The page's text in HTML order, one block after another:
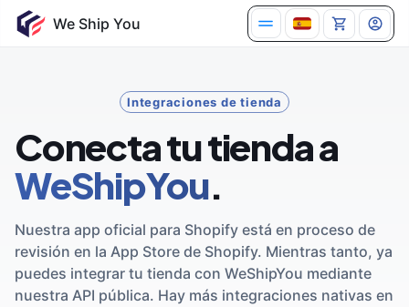
Integraciones de tienda
Conecta tu tienda a
WeShipYou.
Nuestra app oficial para Shopify está en proceso de
revisión en la App Store de Shopify. Mientras tanto, ya
puedes integrar tu tienda con WeShipYou mediante
nuestra API pública. Hay más integraciones nativas en